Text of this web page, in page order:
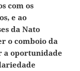
com os
e ao
da Nato
o comboio da
a oportunidade